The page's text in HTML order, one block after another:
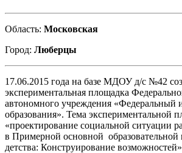
Область: Московская
Город: Люберцы
17.06.2015 года на базе МДОУ д/с №42
экспериментальная площадка
автономного учреждения «Федеральный
образования». Тема экспериментальной
«проектирование социальной ситуации
в Примерной основной
детства: Конструирование